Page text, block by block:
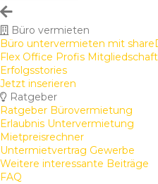
Büro vermieten
Büro untervermieten mit
Flex Office Profis Mitgliedschaft
Erfolgsstories
Jetzt inserieren
Ratgeber
Ratgeber Bürovermietung
Erlaubnis Untervermietung
Mietpreisrechner
Untermietvertrag Gewerbe
Weitere interessante Beiträge
FAQ